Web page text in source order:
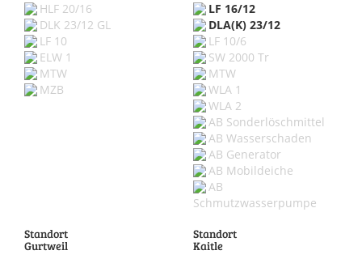
HLF 20/16
DLK 23/12 GL
LF 10
ELW 1
MTW
MZB
LF 16/12
DLA(K) 23/12
LF 10/6
SW 2000 Tr
MTW
WLA 1
WLA 2
AB Sonderlöschmittel
AB Wasserschaden
AB Generator
AB Mobildeiche
AB
Schmutzwasserpumpe
Standort
Gurtweil
Standort
Kaitle